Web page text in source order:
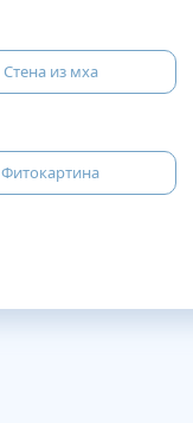
Стена из мха
Фитокартина